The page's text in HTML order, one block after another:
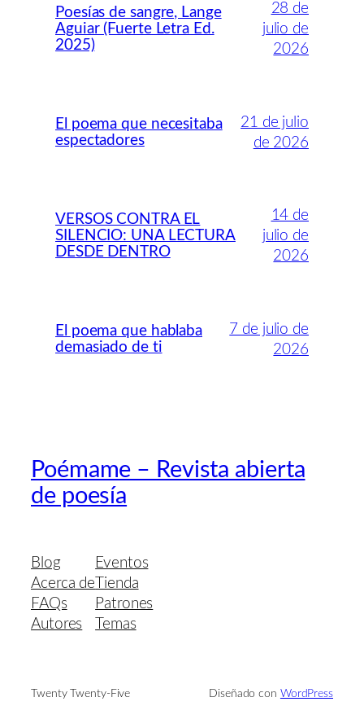
Poesías de sangre, Lange
Aguiar (Fuerte Letra Ed.
2025)
28 de
julio de
2026
El poema que necesitaba
espectadores
21 de julio
de 2026
VERSOS CONTRA EL
SILENCIO: UNA LECTURA
DESDE DENTRO
14 de
julio de
2026
El poema que hablaba
demasiado de ti
7 de julio de
2026
Poémame – Revista abierta
de poesía
Blog
Acerca de
FAQs
Autores
Eventos
Tienda
Patrones
Temas
Twenty Twenty-Five Diseñado con WordPress